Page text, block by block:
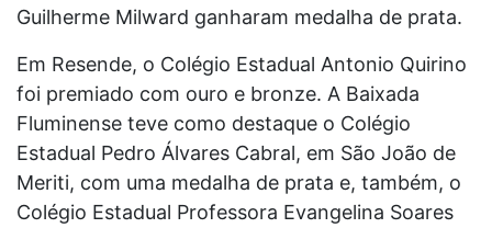
Guilherme Milward ganharam medalha de prata.
Em Resende, o Colégio Estadual Antonio Quirino
foi premiado com ouro e bronze. A Baixada
Fluminense teve como destaque o Colégio
Estadual Pedro Álvares Cabral, em São João de
Meriti, com uma medalha de prata e, também, o
Colégio Estadual Professora Evangelina Soares